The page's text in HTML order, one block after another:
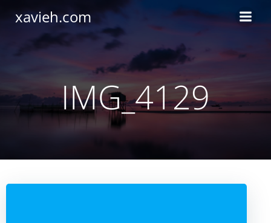
xavieh.com
IMG_4129